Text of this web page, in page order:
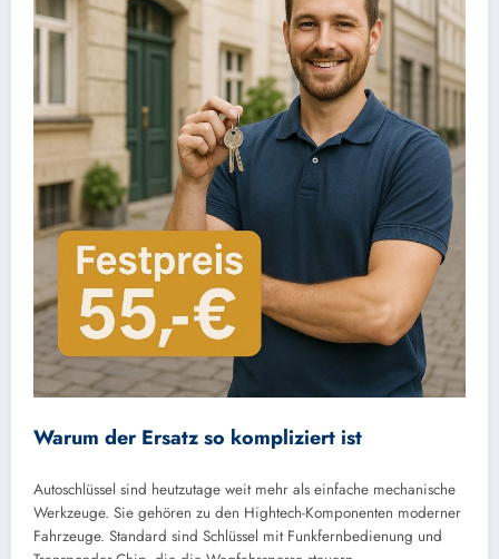
Warum der Ersatz so kompliziert ist
Autoschlüssel sind heutzutage weit mehr als einfache mechanische
Werkzeuge. Sie gehören zu den Hightech-Komponenten moderner
Fahrzeuge. Standard sind Schlüssel mit Funkfernbedienung und